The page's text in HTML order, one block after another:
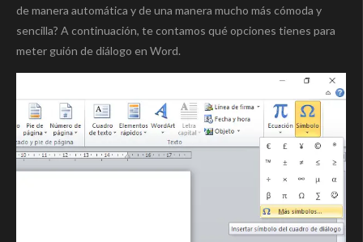
de manera automática y de una manera mucho más cómoda y
sencilla? A continuación, te contamos qué opciones tienes para
meter guión de diálogo en Word.